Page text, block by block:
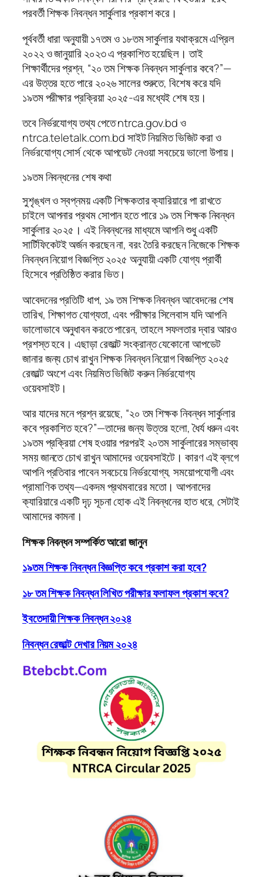
পরবর্তী শিক্ষক নিবন্ধন সার্কুলার প্রকাশ করে।
পূর্ববর্তী ধারা অনুযায়ী ১৭তম ও ১৮তম সার্কুলার যথাক্রমে এপ্রিল
২০২২ ও জানুয়ারি ২০২৩ এ প্রকাশিত হয়েছিল। তাই
শিক্ষার্থীদের প্রশ্ন, “২০ তম শিক্ষক নিবন্ধন সার্কুলার কবে?”—
এর উত্তর হতে পারে ২০২৬ সালের শুরুতে, বিশেষ করে যদি
১৯তম পরীক্ষার প্রক্রিয়া ২০২৫-এর মধ্যেই শেষ হয়।
তবে নির্ভরযোগ্য তথ্য পেতে ntrca.gov.bd ও
ntrca.teletalk.com.bd সাইট নিয়মিত ভিজিট করা ও
নির্ভরযোগ্য সোর্স থেকে আপডেট নেওয়া সবচেয়ে ভালো উপায়।
১৯তম নিবন্ধনের শেষ কথা
সুশৃঙ্খল ও স্বপ্নময় একটি শিক্ষকতার ক্যারিয়ারে পা রাখতে
চাইলে আপনার প্রথম সোপান হতে পারে ১৯ তম শিক্ষক নিবন্ধন
সার্কুলার ২০২৫। এই নিবন্ধনের মাধ্যমে আপনি শুধু একটি
সার্টিফিকেটই অর্জন করছেন না, বরং তৈরি করছেন নিজেকে শিক্ষক
নিবন্ধন নিয়োগ বিজ্ঞপ্তি ২০২৫ অনুযায়ী একটি যোগ্য প্রার্থী
হিসেবে প্রতিষ্ঠিত করার ভিত।
আবেদনের প্রতিটি ধাপ, ১৯ তম শিক্ষক নিবন্ধন আবেদনের শেষ
তারিখ, শিক্ষাগত যোগ্যতা, এবং পরীক্ষার সিলেবাস যদি আপনি
ভালোভাবে অনুধাবন করতে পারেন, তাহলে সফলতার দ্বার আরও
প্রশস্ত হবে। এছাড়া রেজাল্ট সংক্রান্ত যেকোনো আপডেট
জানার জন্য চোখ রাখুন শিক্ষক নিবন্ধন নিয়োগ বিজ্ঞপ্তি ২০২৫
রেজাল্ট অংশে এবং নিয়মিত ভিজিট করুন নির্ভরযোগ্য
ওয়েবসাইট।
আর যাদের মনে প্রশ্ন রয়েছে, “২০ তম শিক্ষক নিবন্ধন সার্কুলার
কবে প্রকাশিত হবে?”—তাদের জন্য উত্তর হলো, ধৈর্য ধরুন এবং
১৯তম প্রক্রিয়া শেষ হওয়ার পরপরই ২০তম সার্কুলারের সম্ভাব্য
সময় জানতে চোখ রাখুন আমাদের ওয়েবসাইটে। কারণ এই ব্লগে
আপনি প্রতিবার পাবেন সবচেয়ে নির্ভরযোগ্য, সময়োপযোগী এবং
প্রামাণিক তথ্য—একদম প্রথমবারের মতো। আপনাদের
ক্যারিয়ারে একটি দৃঢ় সূচনা হোক এই নিবন্ধনের হাত ধরে, সেটাই
আমাদের কামনা।
শিক্ষক নিবন্ধন সম্পর্কিত আরো জানুন
১৯তম শিক্ষক নিবন্ধন বিজ্ঞপ্তি কবে প্রকাশ করা হবে?
১৮ তম শিক্ষক নিবন্ধন লিখিত পরীক্ষার ফলাফল প্রকাশ কবে?
ইবতেদায়ী শিক্ষক নিবন্ধন ২০২৪
নিবন্ধন রেজাল্ট দেখার নিয়ম ২০২৪